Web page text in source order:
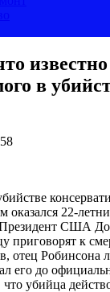
в
оказался 22-
США
приговорят к
отец Робинсона
его до
что убийца